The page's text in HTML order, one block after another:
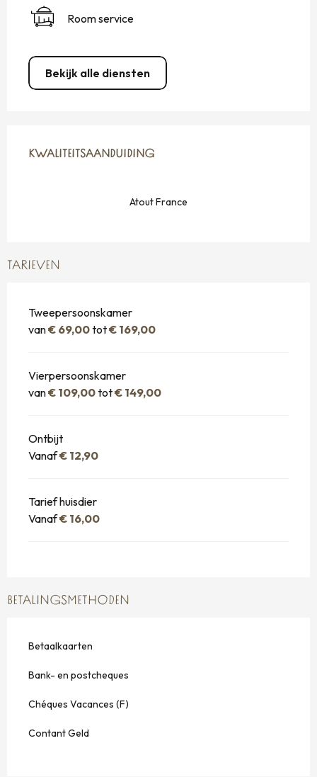
Room service
Bekijk alle diensten
KWALITEITSAANDUIDING
KWALITEITSAANDUIDING
Atout France
TARIEVEN
Tweepersoonskamer
van€ 69,00tot€ 169,00
Vierpersoonskamer
van€ 109,00tot€ 149,00
Ontbijt
Vanaf€ 12,90
Tarief huisdier
Vanaf€ 16,00
BETALINGSMETHODEN
Betaalkaarten
Bank- en postcheques
Chéques Vacances (F)
Contant Geld